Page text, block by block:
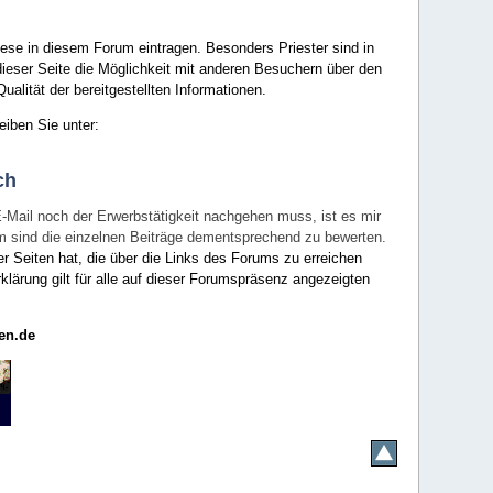
in diesem Forum eintragen. Besonders Priester sind in
Seite die Möglichkeit mit anderen Besuchern über den
der bereitgestellten Informationen.
Sie unter:
noch der Erwerbstätigkeit nachgehen muss, ist es mir
die einzelnen Beiträge dementsprechend zu bewerten.
Seiten hat, die über die Links des Forums zu erreichen
gilt für alle auf dieser Forumspräsenz angezeigten